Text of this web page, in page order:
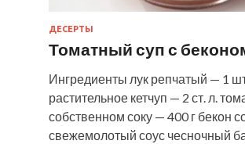
ДЕСЕРТЫ
Томатный суп с
Ингредиенты лук репчатый — 1
растительное кетчуп — 2 ст. л.
собственном соку — 400 г бекон
свежемолотый соус чесночный